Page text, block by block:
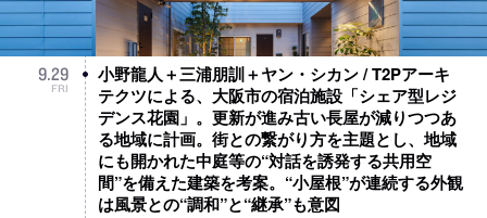
9.29
FRI
小野龍人＋三浦朋訓＋ヤン・シカン / T2Pアーキ
テクツによる、大阪市の宿泊施設「シェア型レジ
デンス花園」。更新が進み古い長屋が減りつつあ
る地域に計画。街との繋がり方を主題とし、地域
にも開かれた中庭等の“対話を誘発する共用空
間”を備えた建築を考案。“小屋根”が連続する外観
は風景との“調和”と“継承”も意図